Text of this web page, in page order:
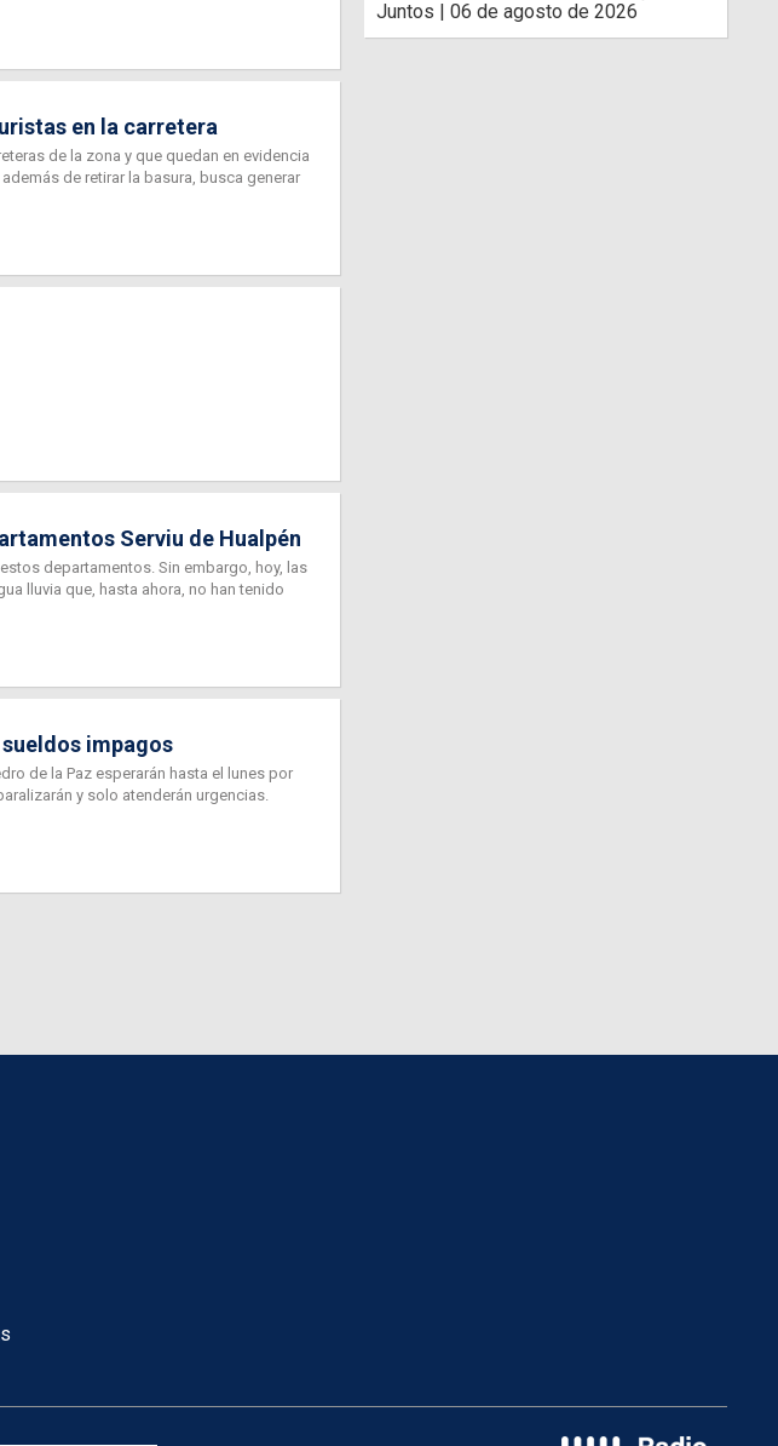
en la carretera
de la zona y que quedan en evidencia
de retirar la basura, busca generar
Serviu de Hualpén
departamentos. Sin embargo, hoy, las
lluvia que, hasta ahora, no han tenido
impagos
de la Paz esperarán hasta el lunes por
y solo atenderán urgencias.
Juntos | 06 de agosto de 2026